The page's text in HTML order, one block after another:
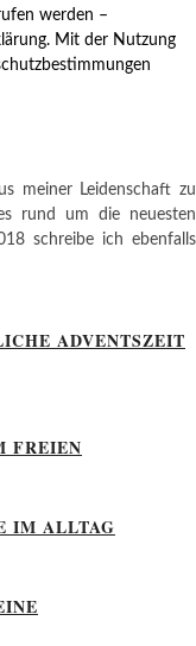
werden –
Mit der Nutzung
meiner Leidenschaft zu
rund um die neuesten
schreibe ich ebenfalls
ADVENTSZEIT
FREIEN
IM ALLTAG